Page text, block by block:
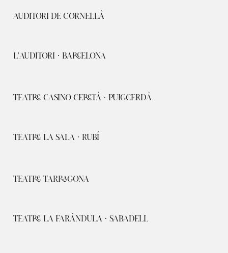
AUDITORI DE CORNELLÀ
L'AUDITORI · BARCELONA
TEATRE CASINO CERETÀ · PUIGCERDÀ
TEATRE LA SALA · RUBÍ
TEATRE TARRAGONA
TEATRE LA FARÀNDULA · SABADELL